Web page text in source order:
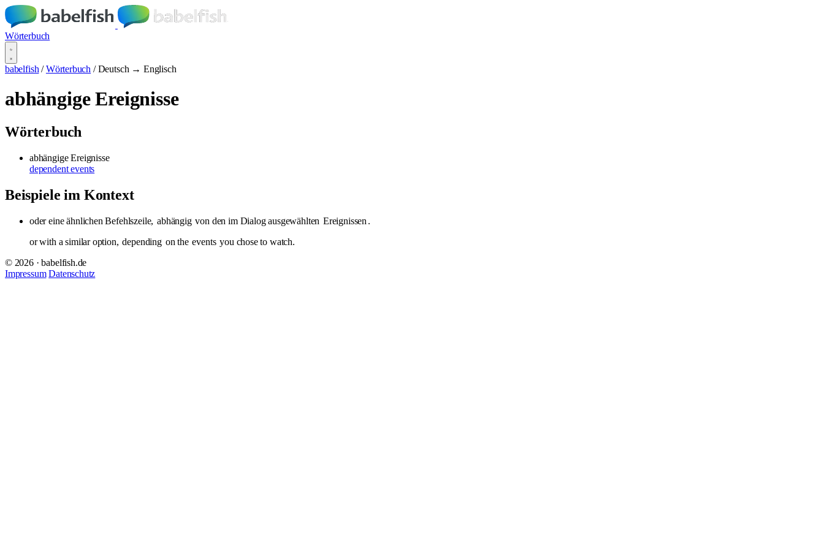
Wörterbuch
babelfish / Wörterbuch / Deutsch → Englisch
abhängige Ereignisse
Wörterbuch
abhängige Ereignisse
dependent events
Beispiele im Kontext
oder eine ähnlichen Befehlszeile, abhängig von den im Dialog ausgewählten Ereignissen .
or with a similar option, depending on the events you chose to watch.
© 2026 · babelfish.de
Impressum Datenschutz